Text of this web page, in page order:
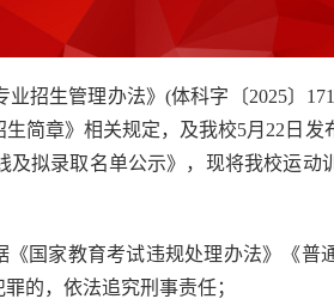
招生管理办法》(体科字〔2025〕
简章》相关规定，及我校5月22日发
拟录取名单公示》，现将我校运动
国家教育考试违规处理办法》《普
的，依法追究刑事责任；